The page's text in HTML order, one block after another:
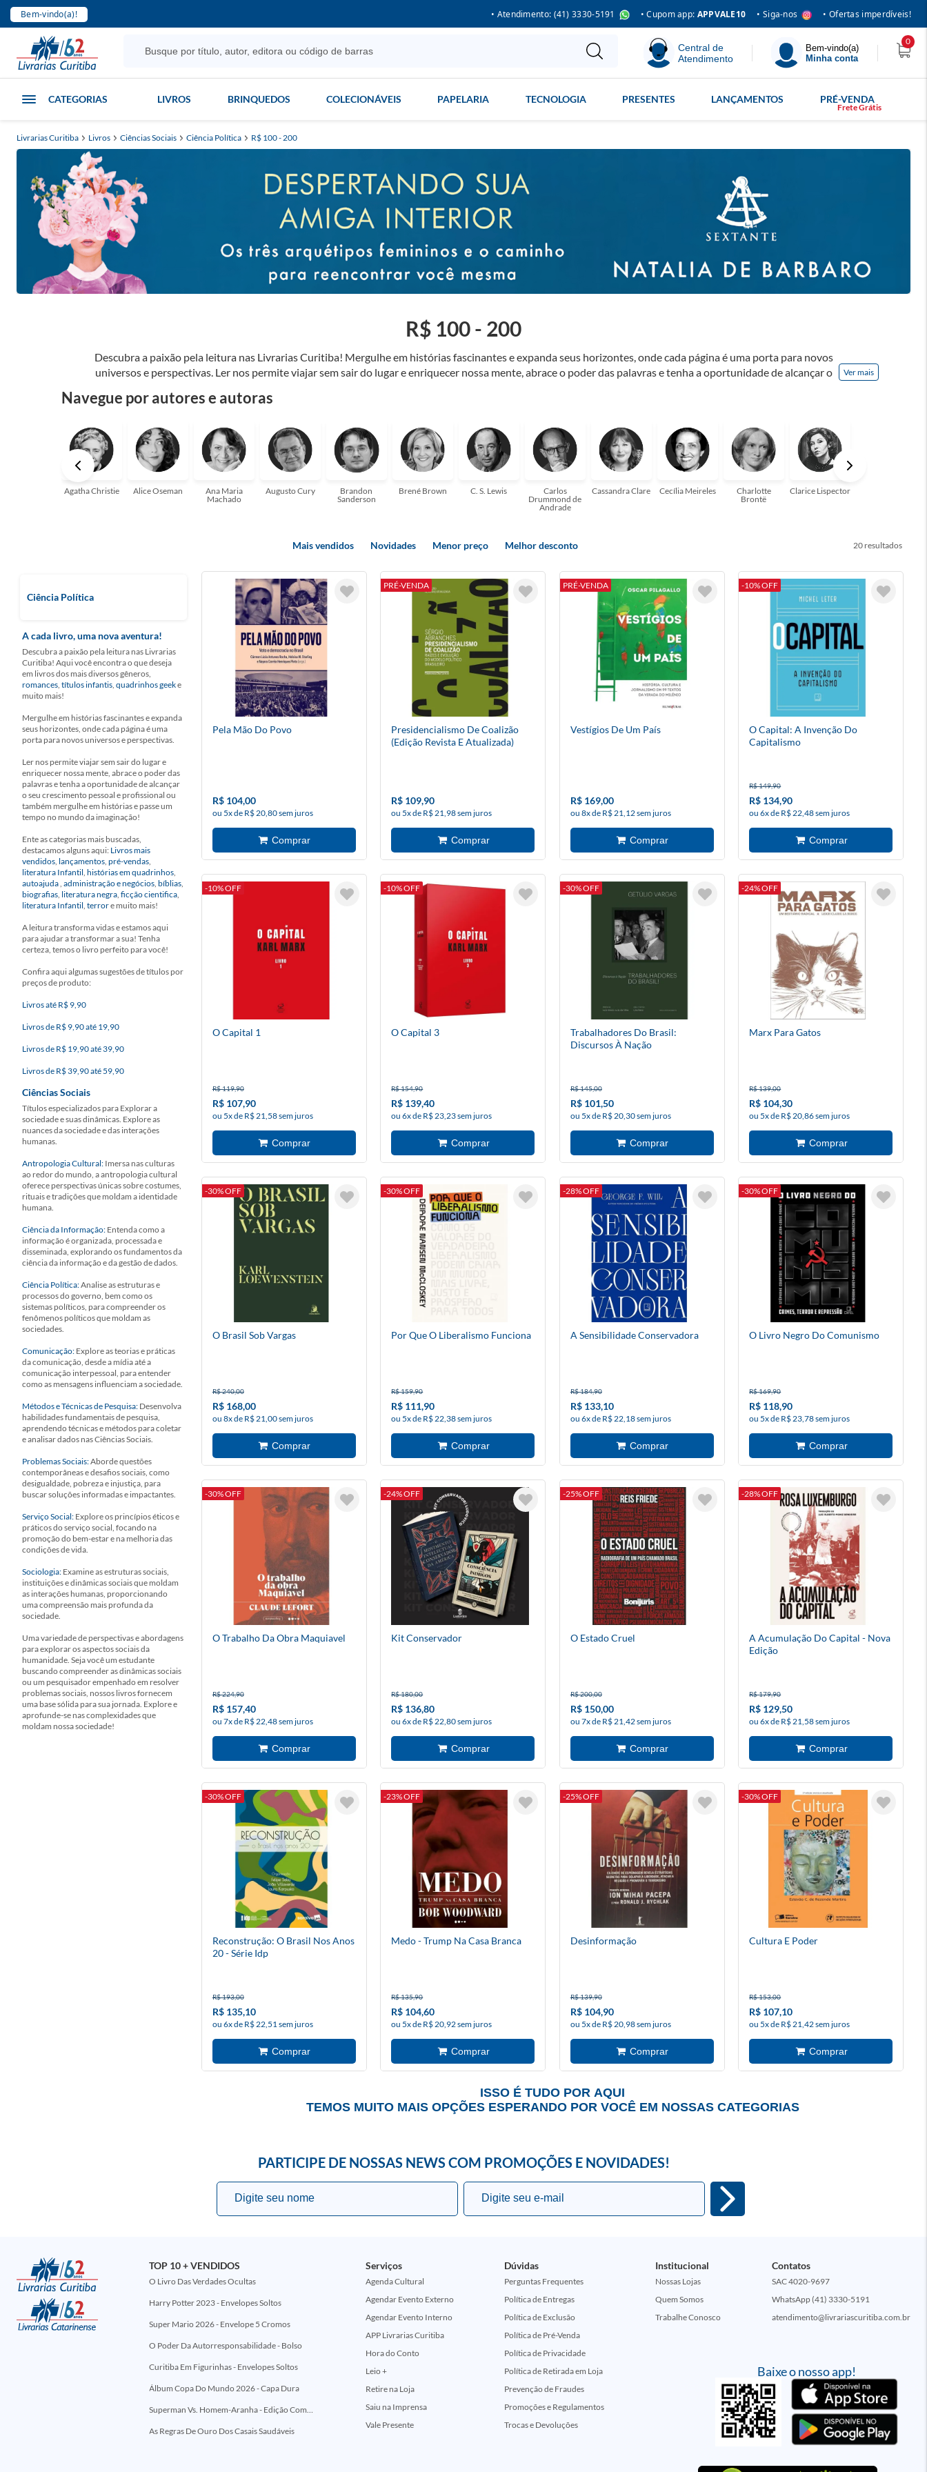
Bem-vindo(a)! • Atendimento: (41) 3330-5191 • Cupom app: APPVALE10 • Siga-nos • Ofertas imperdíveis!
Central de
Atendimento
Bem-vindo(a)
Minha conta
0
CATEGORIAS LIVROS BRINQUEDOS COLECIONÁVEIS PAPELARIA TECNOLOGIA PRESENTES LANÇAMENTOS PRÉ-VENDA
Livrarias Curitiba Livros Ciências Sociais Ciência Política R$ 100 - 200
Descubra a paixão pela leitura nas Livrarias Curitiba! Mergulhe em histórias fascinantes e expanda seus horizontes, onde cada página é uma porta para novos
universos e perspectivas. Ler nos permite viajar sem sair do lugar e enriquecer nossa mente, abrace o poder das palavras e tenha a oportunidade de alcançar o
aqui para ajudar a transformar a sua! Tenha certeza, temos o livro perfeito para você!
Ver mais
R$ 100 - 200
Navegue por autores e autoras
Agatha Christie Alice Oseman
Ana Maria
Machado
Augusto Cury
Brandon
Sanderson
Brené Brown C. S. Lewis
Carlos
Drummond de
Andrade
Cassandra Clare Cecília Meireles
Charlotte
Brontë
Clarice Lispector
Mais vendidos Novidades Menor preço Melhor desconto 20
Ciência Política
A cada livro, uma nova aventura!
Descubra a paixão pela leitura nas Livrarias
Curitiba! Aqui você encontra o que deseja
em livros dos mais diversos gêneros,
romances, títulos infantis, quadrinhos geeke
muito mais!
Mergulhe em histórias fascinantes e expanda
seus horizontes, onde cada página é uma
porta para novos universos e perspectivas.
Ler nos permite viajar sem sair do lugar e
enriquecer nossa mente, abrace o poder das
palavras e tenha a oportunidade de alcançar
o seu crescimento pessoal e profissional ou
também mergulhe em histórias e passe um
tempo no mundo da imaginação!
Ente as categorias mais buscadas,
destacamos alguns aqui: Livros mais
vendidos, lançamentos, pré-vendas,
literatura Infantil, histórias em quadrinhos,
autoajuda, administração e negócios, bíblias,
biografias, literatura negra, ficção cientifica,
literatura Infantil, terrore muito mais!
A leitura transforma vidas e estamos aqui
para ajudar a transformar a sua! Tenha
certeza, temos o livro perfeito para você!
Confira aqui algumas sugestões de títulos por
preços de produto:
Livros até R$ 9,90
Livros de R$ 9,90 até 19,90
Livros de R$ 19,90 até 39,90
Livros de R$ 39,90 até 59,90
Ciências Sociais
Títulos especializados para Explorar a
sociedade e suas dinâmicas. Explore as
nuances da sociedade e das interações
humanas.
Antropologia Cultural: Imersa nas culturas
ao redor do mundo, a antropologia cultural
oferece perspectivas únicas sobre costumes,
rituais e tradições que moldam a identidade
humana.
Ciência da Informação: Entenda como a
informação é organizada, processada e
disseminada, explorando os fundamentos da
ciência da informação e da gestão de dados.
Ciência Política:Analise as estruturas e
processos do governo, bem como os
sistemas políticos, para compreender os
fenômenos políticos que moldam as
sociedades.
Comunicação: Explore as teorias e práticas
da comunicação, desde a mídia até a
comunicação interpessoal, para entender
como as mensagens influenciam a sociedade.
Métodos e Técnicas de Pesquisa: Desenvolva
habilidades fundamentais de pesquisa,
aprendendo técnicas e métodos para coletar
e analisar dados nas Ciências Sociais.
Problemas Sociais:Aborde questões
contemporâneas e desafios sociais, como
desigualdade, pobreza e injustiça, para
buscar soluções informadas e impactantes.
Serviço Social: Explore os princípios éticos e
práticos do serviço social, focando na
promoção do bem-estar e na melhoria das
condições de vida.
Sociologia: Examine as estruturas sociais,
instituições e dinâmicas sociais que moldam
as interações humanas, proporcionando
uma compreensão mais profunda da
sociedade.
Uma variedade de perspectivas e abordagens
para explorar os aspectos sociais da
humanidade. Seja você um estudante
buscando compreender as dinâmicas sociais
ou um pesquisador empenhado em resolver
problemas sociais, nossos livros fornecem
uma base sólida para sua jornada. Explore e
aprofunde-se nas complexidades que
moldam nossa sociedade!
Pela Mão Do Povo
R$ 104,00
ou 5x de R$ 20,80 sem juros
PRÉ-VENDA
Presidencialismo De Coalizão
(Edição Revista E Atualizada)
R$ 109,90
ou 5x de R$ 21,98 sem juros
PRÉ-VENDA
Vestígios De Um País
R$ 169,00
ou 8x de R$ 21,12 sem juros
-10% OFF
O Capital: A Invenção Do
Capitalismo
R$ 149,90
R$ 134,90
ou 6x de R$ 22,48 sem juros
-10% OFF
O Capital 1
R$ 119,90
R$ 107,90
ou 5x de R$ 21,58 sem juros
-10% OFF
O Capital 3
R$ 154,90
R$ 139,40
ou 6x de R$ 23,23 sem juros
-30% OFF
Trabalhadores Do Brasil:
Discursos À Nação
R$ 145,00
R$ 101,50
ou 5x de R$ 20,30 sem juros
-24% OFF
Marx Para Gatos
R$ 139,00
R$ 104,30
ou 5x de R$ 20,86 sem juros
-30% OFF
O Brasil Sob Vargas
R$ 240,00
R$ 168,00
ou 8x de R$ 21,00 sem juros
-30% OFF
Por Que O Liberalismo Funciona
R$ 159,90
R$ 111,90
ou 5x de R$ 22,38 sem juros
-28% OFF
A Sensibilidade Conservadora
R$ 184,90
R$ 133,10
ou 6x de R$ 22,18 sem juros
-30% OFF
O Livro Negro Do Comunismo
R$ 169,90
R$ 118,90
ou 5x de R$ 23,78 sem juros
-30% OFF
O Trabalho Da Obra Maquiavel
R$ 224,90
R$ 157,40
ou 7x de R$ 22,48 sem juros
-24% OFF
Kit Conservador
R$ 180,00
R$ 136,80
ou 6x de R$ 22,80 sem juros
-25% OFF
O Estado Cruel
R$ 200,00
R$ 150,00
ou 7x de R$ 21,42 sem juros
-28% OFF
A Acumulação Do Capital - Nova
Edição
R$ 179,90
R$ 129,50
ou 6x de R$ 21,58 sem juros
-30% OFF
Reconstrução: O Brasil Nos Anos
20 - Série Idp
R$ 193,00
R$ 135,10
ou 6x de R$ 22,51 sem juros
-23% OFF
Medo - Trump Na Casa Branca
R$ 135,90
R$ 104,60
ou 5x de R$ 20,92 sem juros
-25% OFF
Desinformação
R$ 139,90
R$ 104,90
ou 5x de R$ 20,98 sem juros
-30% OFF
Cultura E Poder
R$ 153,00
R$ 107,10
ou 5x de R$ 21,42 sem juros
ISSO É TUDO POR AQUI
TEMOS MUITO MAIS OPÇÕES ESPERANDO POR VOCÊ EM NOSSAS CATEGORIAS
PARTICIPE DE NOSSAS NEWS COM PROMOÇÕES E NOVIDADES!
Baixe o nosso app!
TOP 10 + VENDIDOS
O Livro Das Verdades Ocultas
Harry Potter 2023 - Envelopes Soltos
Super Mario 2026 - Envelope 5 Cromos
O Poder Da Autorresponsabilidade - Bolso
Curitiba Em Figurinhas - Envelopes Soltos
Álbum Copa Do Mundo 2026 - Capa Dura
Superman Vs. Homem-Aranha - Edição Comemorativa 50 Anos (Encontros Clássicos Dc E Marvel)
As Regras De Ouro Dos Casais Saudáveis
Serviços
Agenda Cultural
Agendar Evento Externo
Agendar Evento Interno
APP Livrarias Curitiba
Hora do Conto
Leio +
Retire na Loja
Saiu na Imprensa
Vale Presente
Dúvidas
Perguntas Frequentes
Política de Entregas
Política de Exclusão
Política de Pré-Venda
Política de Privacidade
Política de Retirada em Loja
Prevenção de Fraudes
Promoções e Regulamentos
Trocas e Devoluções
Institucional
Nossas Lojas
Quem Somos
Trabalhe Conosco
Contatos
SAC 4020-9697
WhatsApp (41) 3330-5191
atendimento@livrariascuritiba.com.br